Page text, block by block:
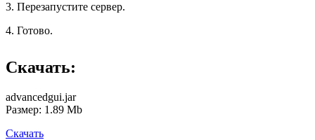
3. Перезапустите сервер.
4. Готово.
Скачать:
advancedgui.jar
Размер: 1.89 Mb
Скачать